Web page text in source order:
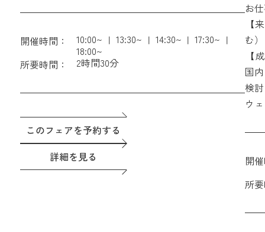
【成約特典】ホテル朝食付きペア宿泊券 ＆ THE
開催時間： 10:00~ 13:30~ 14:30~
17:30~
18:00~
所要時間：
2時間30分
このフェアを予約する
詳細を見る
い。
お
【
む）
【
国
検
ウ
開
所